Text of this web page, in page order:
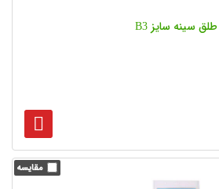
طلق سینه سایز B3